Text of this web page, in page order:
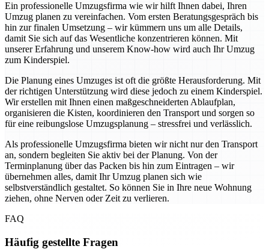
Ein professionelle Umzugsfirma wie wir hilft Ihnen dabei, Ihren
Umzug planen zu vereinfachen. Vom ersten Beratungsgespräch bis
hin zur finalen Umsetzung – wir kümmern uns um alle Details,
damit Sie sich auf das Wesentliche konzentrieren können. Mit
unserer Erfahrung und unserem Know-how wird auch Ihr Umzug
zum Kinderspiel.
Die Planung eines Umzuges ist oft die größte Herausforderung. Mit
der richtigen Unterstützung wird diese jedoch zu einem Kinderspiel.
Wir erstellen mit Ihnen einen maßgeschneiderten Ablaufplan,
organisieren die Kisten, koordinieren den Transport und sorgen so
für eine reibungslose Umzugsplanung – stressfrei und verlässlich.
Als professionelle Umzugsfirma bieten wir nicht nur den Transport
an, sondern begleiten Sie aktiv bei der Planung. Von der
Terminplanung über das Packen bis hin zum Eintragen – wir
übernehmen alles, damit Ihr Umzug planen sich wie
selbstverständlich gestaltet. So können Sie in Ihre neue Wohnung
ziehen, ohne Nerven oder Zeit zu verlieren.
FAQ
Häufig gestellte Fragen